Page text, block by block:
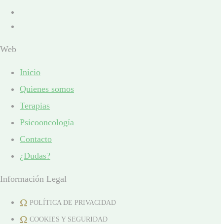
Web
Inicio
Quienes somos
Terapias
Psicooncología
Contacto
¿Dudas?
Información Legal
POLÍTICA DE PRIVACIDAD
COOKIES Y SEGURIDAD